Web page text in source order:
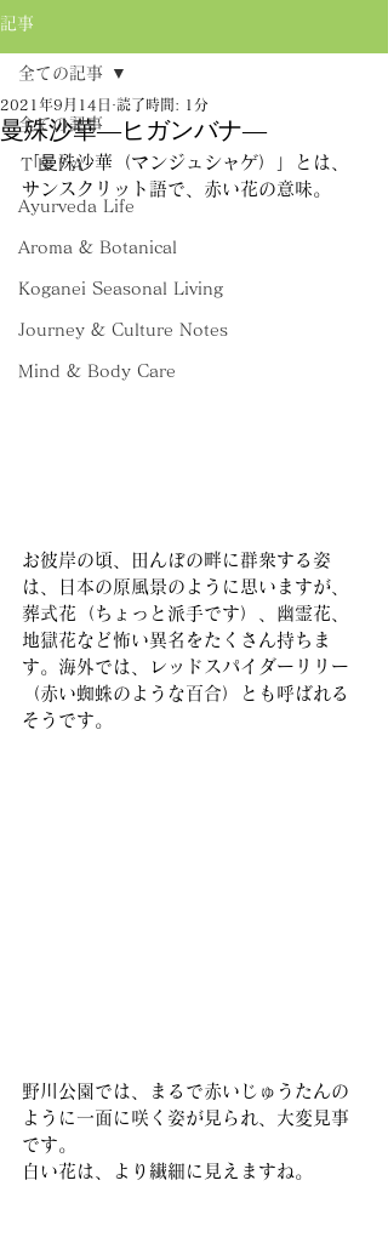
記事
全ての記事
ＴＲＩＡ
Ayurveda Life
Aroma & Botanical
Koganei Seasonal Living
Journey & Culture Notes
Mind & Body Care
全ての記事
曼殊沙華―ヒガンバナ―
2021年9月14日 読了時間: 1分
「曼殊沙華（マンジュシャゲ）」とは、
サンスクリット語で、赤い花の意味。
お彼岸の頃、田んぼの畔に群衆する姿
は、日本の原風景のように思いますが、
葬式花（ちょっと派手です）、幽霊花、
地獄花など怖い異名をたくさん持ちま
す。海外では、レッドスパイダーリリー
（赤い蜘蛛のような百合）とも呼ばれる
そうです。
野川公園では、まるで赤いじゅうたんの
ように一面に咲く姿が見られ、大変見事
です。
白い花は、より繊細に見えますね。